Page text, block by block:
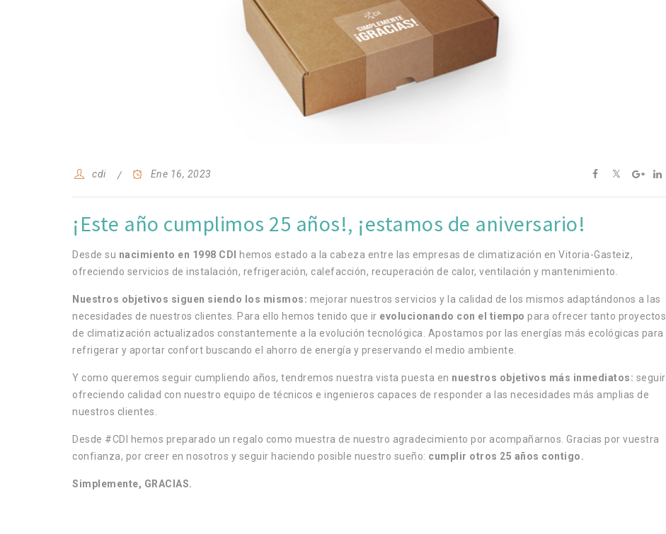
cdi Ene 16, 2023
¡Este año cumplimos 25 años!, ¡estamos de aniversario!
Desde su nacimiento en 1998 CDI hemos estado a la cabeza entre las empresas de climatización en Vitoria-Gasteiz,
ofreciendo servicios de instalación, refrigeración, calefacción, recuperación de calor, ventilación y mantenimiento.
Nuestros objetivos siguen siendo los mismos: mejorar nuestros servicios y la calidad de los mismos adaptándonos a las
necesidades de nuestros clientes. Para ello hemos tenido que ir evolucionando con el tiempo para ofrecer tanto proyectos
de climatización actualizados constantemente a la evolución tecnológica. Apostamos por las energías más ecológicas para
refrigerar y aportar confort buscando el ahorro de energía y preservando el medio ambiente.
Y como queremos seguir cumpliendo años, tendremos nuestra vista puesta en nuestros objetivos más inmediatos: seguir
ofreciendo calidad con nuestro equipo de técnicos e ingenieros capaces de responder a las necesidades más amplias de
nuestros clientes.
Desde #CDI hemos preparado un regalo como muestra de nuestro agradecimiento por acompañarnos. Gracias por vuestra
confianza, por creer en nosotros y seguir haciendo posible nuestro sueño: cumplir otros 25 años contigo.
Simplemente, GRACIAS.